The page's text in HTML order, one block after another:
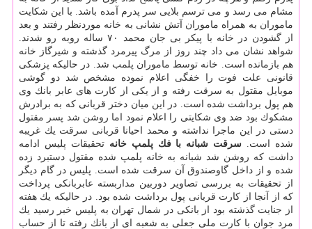
مشام می رسد و می ترسم بلایی سر پدرم آمده باشد. با این شكایت
ماموران به همراه ماموران آتش نشانی به خانه موردنظر رفتند و بعد
از گشودن در خانه با پیكر بی جان محمد ۷۰ ساله روبه رو شدند.
شواهد نشان می داد چند روز از مرگ پیرمرد گذشته و شیرگاز خانه
هم بازمانده است. خانه توسط ماموران پلمب شد. در حالیكه پزشكی
قانونی علت فوت را خفگی اعلام نموده مشخص شد دو گوشی
موبایل مقتول به سرقت رفته و از یكی از كارت های عابر بانك وی
هم پول برداشت شده است. در این میان دختر قربانی كه به برادرش
مشكوك بود ضد وی شكایتی را اعلام نمود اما روشن شد پسر مقتول
دستی در این ماجرا نداشته و محمد احیانا قربانی سرقت یك غریبه
شده است. سرقت شبانه با فك پلمپ خانه تحقیقات پلیس ادامه
داشت كه روشن شد شبانه به خانه پلمپ شده مقتول دستبرد زده
شده و از داخل گاوصندوق آن سرقت شده است. پلیس در گام دیگر
از تحقیقات به بررسی تصاویر دوربین مداربسته عابربانكی پرداخت
كه از آنجا از كارت قربانی پول برداشت شده بود. در حالیكه یك هفته
از جنایت گذشته بود از بانكی در شمال تهران به پلیس خبر رسید یك
مرد جوان با كارت ملی جعلی به شعبه ای از بانك رفته تا از حساب